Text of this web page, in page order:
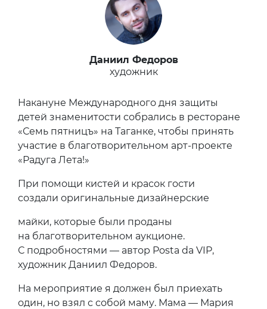
Даниил Федоров
художник
Накануне Международного дня защиты
детей знаменитости собрались в ресторане
«Семь пятницъ» на Таганке, чтобы принять
участие в благотворительном арт-проекте
«Радуга Лета!»
При помощи кистей и красок гости
создали оригинальные дизайнерские
майки, которые были проданы
на благотворительном аукционе.
С подробностями — автор Posta da VIP,
художник Даниил Федоров.
На мероприятие я должен был приехать
один, но взял с собой маму. Мама — Мария